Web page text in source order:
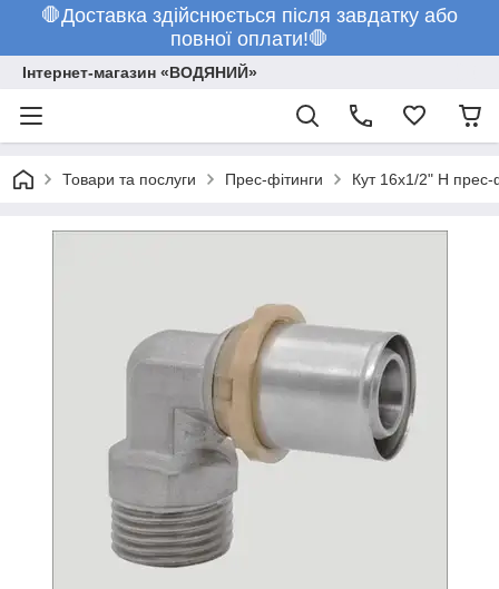
🛑Доставка здійснюється після завдатку або
повної оплати!🛑
Інтернет-магазин «ВОДЯНИЙ»
Товари та послуги Прес-фітинги Кут 16х1/2" Н прес-